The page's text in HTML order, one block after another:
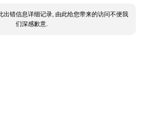
出错信息详细记录, 由此给您带来的访问不便我
们深感歉意.